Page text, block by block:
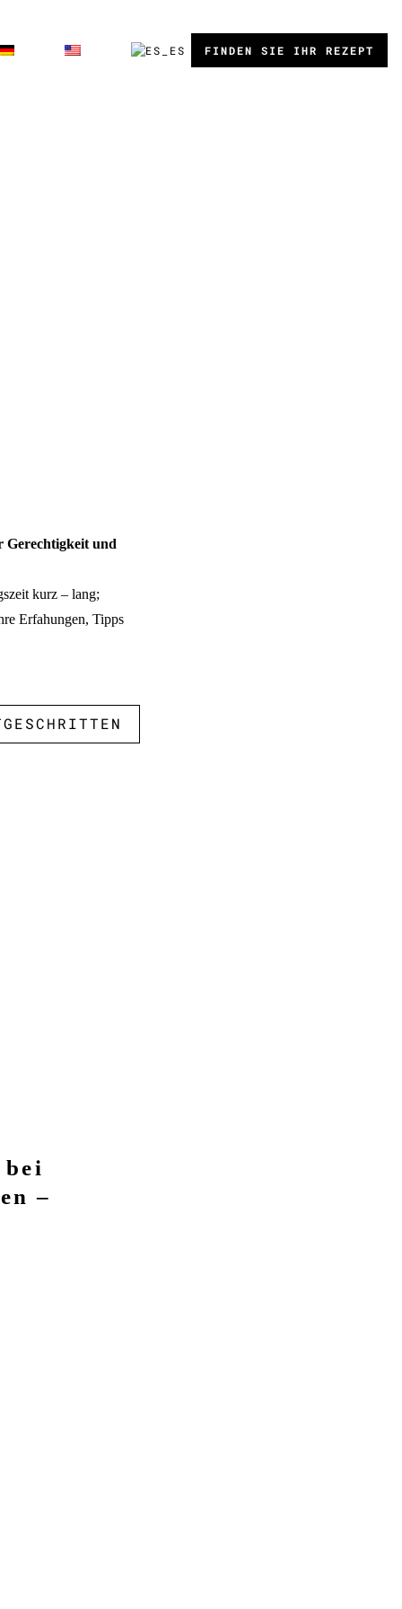
FINDEN SIE IHR REZEPT
Gerechtigkeit und
kurz – lang;
Erfahungen, Tipps
–